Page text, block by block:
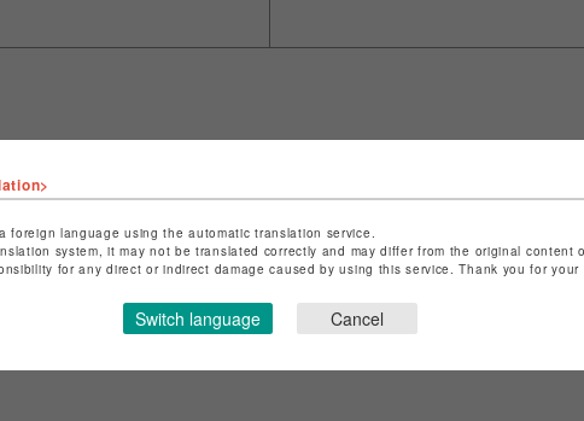
舗名
定商取引法など法令に基づく表記はこちら
ョップお問い合わせはこちら
foreign language using the automatic translation service.
system, it may not be translated correctly and may differ from the original content
for any direct or indirect damage caused by using this service. Thank you for
Switch language Cancel